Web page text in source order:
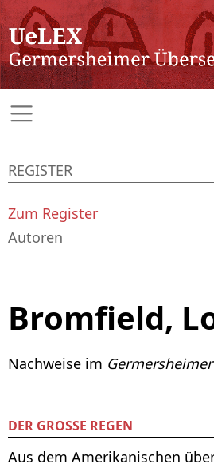
Bromfield,
Nachweise im
DER GROSSE REGEN
Aus dem Amerikanischen
REGISTER
Zum Register
Autoren